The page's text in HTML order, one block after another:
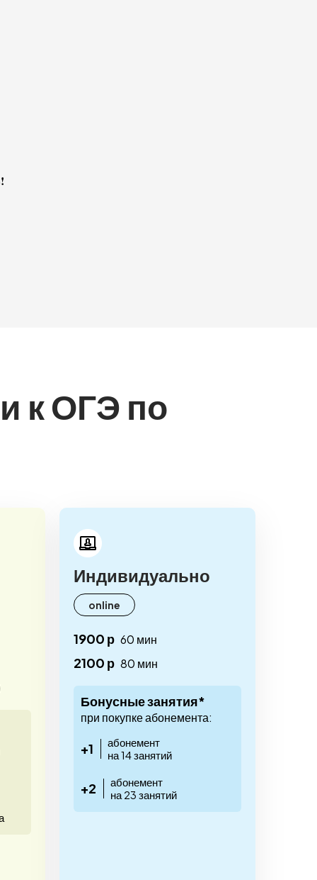
к ОГЭ по
Индивидуально
online
1900 р 60 мин
2100 р 80 мин
Бонусные занятия*
при покупке абонемента:
+1
абонемент
на 14 занятий
+2
абонемент
на 23 занятий